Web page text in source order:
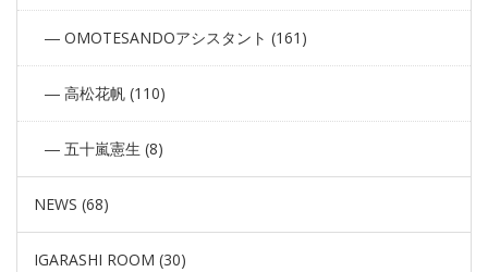
OMOTESANDOアシスタント (161)
高松花帆 (110)
五十嵐憲生 (8)
NEWS (68)
IGARASHI ROOM (30)